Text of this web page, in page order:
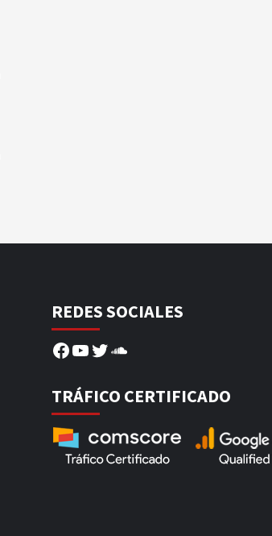
REDES SOCIALES
Facebook
YouTube
Twitter
SoundCloud
TRÁFICO CERTIFICADO